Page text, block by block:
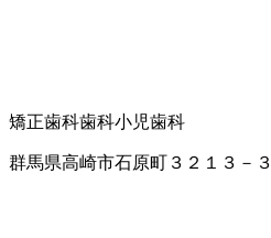
矯正歯科歯科小児歯科
群馬県高崎市石原町３２１３－３